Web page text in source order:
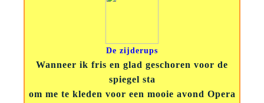
De zijderups
Wanneer ik fris en glad geschoren voor de
spiegel sta
om me te kleden voor een mooie avond Opera